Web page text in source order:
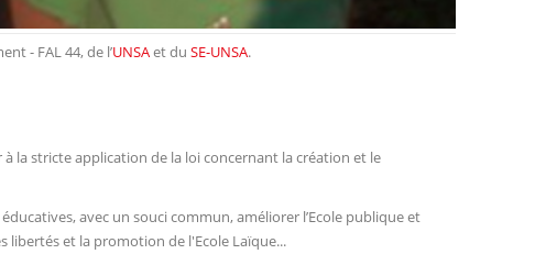
- FAL 44, de l’UNSAet du SE-UNSA.
à la stricte application de la loi concernant la création et le
avec un souci commun, améliorer l’Ecole publique et
libertés et la promotion de l'Ecole Laïque...